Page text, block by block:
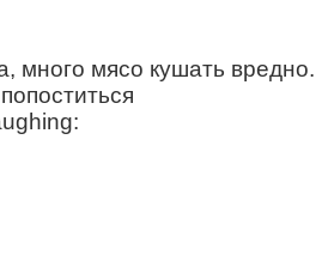
много мясо кушать вредно.